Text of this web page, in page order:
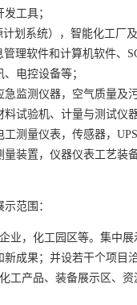
工具；
计划系统），智能化工
管理软件和计算机软件
电控设备等；
监测仪器，空气质量及
试验机、计量与测试仪
测量仪表，传感器，
装置，仪器仪表工艺装
范围：
业，化工园区等。集中
成果；并设若干个项目
工产品、装备展示区、